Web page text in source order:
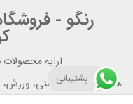
رنگو -
ارایه محصولات
هر آنچه برای تندرستی، ورزش،
پشتیبانی